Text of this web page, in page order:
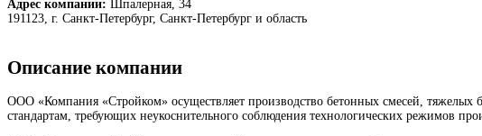
Адрес компании: Шпалерная, 34
191123, г. Санкт-Петербург, Санкт-Петербург и область
Описание компании
ООО «Компания «Стройком» осуществляет производство бетонных смесей,
стандартам, требующих неукоснительного соблюдения технологических режимов